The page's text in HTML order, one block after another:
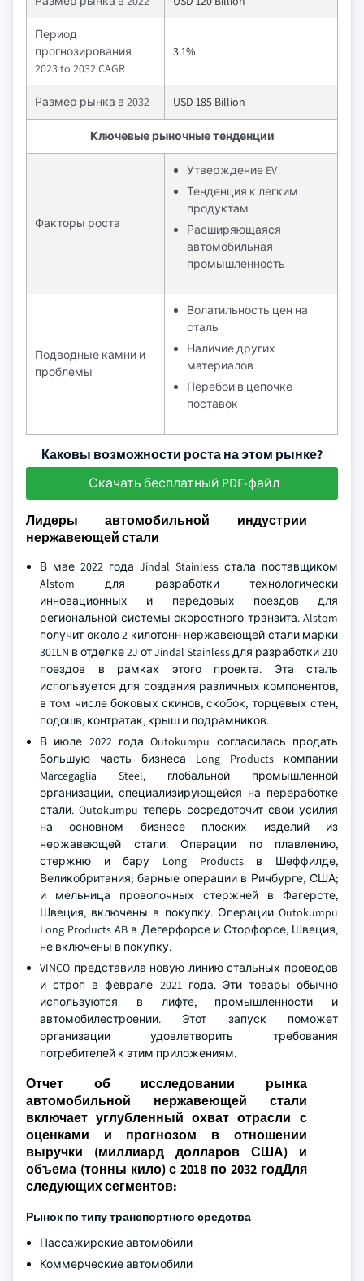
Период
прогнозирования
2023 to 2032 CAGR
3.1%
Размер рынка в 2032 USD 185 Billion
Ключевые рыночные тенденции
Факторы роста
Утверждение EV
Тенденция к легким
продуктам
Расширяющаяся
автомобильная
промышленность
Подводные камни и
проблемы
Волатильность цен на
сталь
Наличие других
материалов
Перебои в цепочке
поставок
Каковы возможности роста на этом рынке?
Скачать бесплатный PDF-файл
Лидеры автомобильной индустрии
нержавеющей стали
В мае 2022 года Jindal Stainless стала поставщиком
Alstom для разработки технологически
инновационных и передовых поездов для
региональной системы скоростного транзита. Alstom
получит около 2 килотонн нержавеющей стали марки
301LN в отделке 2J от Jindal Stainless для разработки 210
поездов в рамках этого проекта. Эта сталь
используется для создания различных компонентов,
в том числе боковых скинов, скобок, торцевых стен,
подошв, контратак, крыш и подрамников.
В июле 2022 года Outokumpu согласилась продать
большую часть бизнеса Long Products компании
Marcegaglia Steel, глобальной промышленной
организации, специализирующейся на переработке
стали. Outokumpu теперь сосредоточит свои усилия
на основном бизнесе плоских изделий из
нержавеющей стали. Операции по плавлению,
стержню и бару Long Products в Шеффилде,
Великобритания; барные операции в Ричбурге, США;
и мельница проволочных стержней в Фагерсте,
Швеция, включены в покупку. Операции Outokumpu
Long Products AB в Дегерфорсе и Сторфорсе, Швеция,
не включены в покупку.
VINCO представила новую линию стальных проводов
и строп в феврале 2021 года. Эти товары обычно
используются в лифте, промышленности и
автомобилестроении. Этот запуск поможет
организации удовлетворить требования
потребителей к этим приложениям.
Отчет об исследовании рынка
автомобильной нержавеющей стали
включает углубленный охват отрасли с
оценками и прогнозом в отношении
выручки (миллиард долларов США) и
объема (тонны кило) с 2018 по 2032 годДля
следующих сегментов:
Рынок по типу транспортного средства
Пассажирские автомобили
Коммерческие автомобили